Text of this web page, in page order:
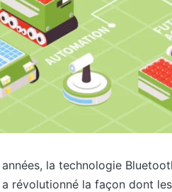
la technologie
a révolutionné la façon dont